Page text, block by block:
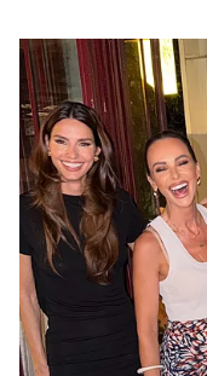
Μαρκεζίνη.